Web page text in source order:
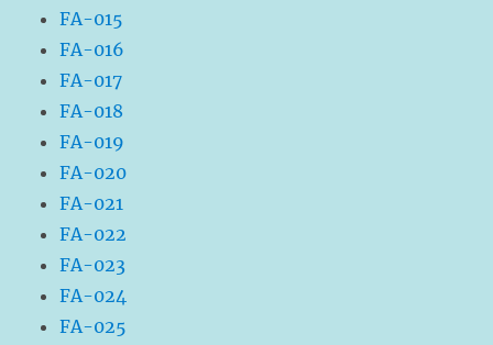
FA-015
FA-016
FA-017
FA-018
FA-019
FA-020
FA-021
FA-022
FA-023
FA-024
FA-025